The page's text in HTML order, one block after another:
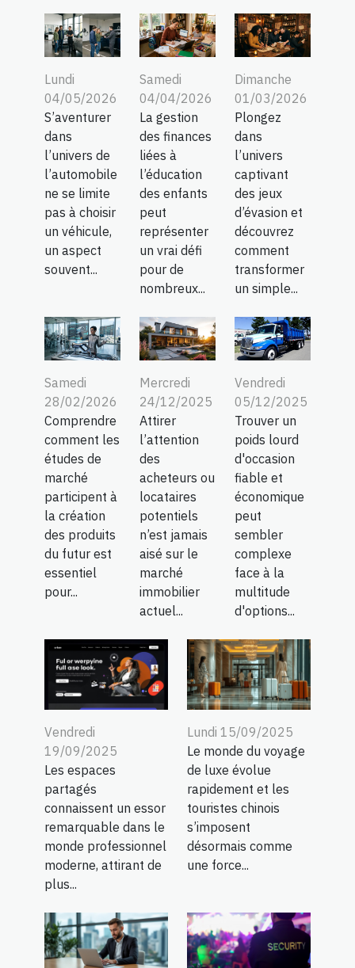
Lundi
04/05/2026
S’aventurer
dans
l’univers de
l’automobile
ne se limite
pas à choisir
un véhicule,
un aspect
souvent...
Samedi
04/04/2026
La gestion
des finances
liées à
l’éducation
des enfants
peut
représenter
un vrai défi
pour de
nombreux...
Dimanche
01/03/2026
Plongez
dans
l’univers
captivant
des jeux
d’évasion et
découvrez
comment
transformer
un simple...
Samedi
28/02/2026
Comprendre
comment les
études de
marché
participent à
la création
des produits
du futur est
essentiel
pour...
Mercredi
24/12/2025
Attirer
l’attention
des
acheteurs ou
locataires
potentiels
n’est jamais
aisé sur le
marché
immobilier
actuel...
Vendredi
05/12/2025
Trouver un
poids lourd
d'occasion
fiable et
économique
peut
sembler
complexe
face à la
multitude
d'options...
Vendredi
19/09/2025
Les espaces
partagés
connaissent un essor
remarquable dans le
monde professionnel
moderne, attirant de
plus...
Lundi 15/09/2025
Le monde du voyage
de luxe évolue
rapidement et les
touristes chinois
s’imposent
désormais comme
une force...